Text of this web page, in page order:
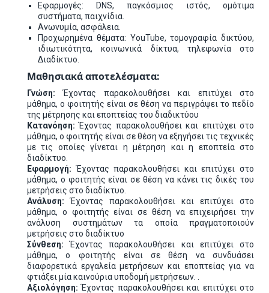
Εφαρμογές: DNS, παγκόσμιος ιστός, ομότιμα
συστήματα, παιχνίδια.
Ανωνυμία, ασφάλεια.
Προχωρημένα θέματα: YouTube, τομογραφία δικτύου,
ιδιωτικότητα, κοινωνικά δίκτυα, τηλεφωνία στο
Διαδίκτυο.
Μαθησιακά αποτελέσματα:
Γνώση: Έχοντας παρακολουθήσει και επιτύχει στο
μάθημα, ο φοιτητής είναι σε θέση να περιγράψει το πεδίο
της μέτρησης και εποπτείας του διαδικτύου
Κατανόηση:Έχοντας παρακολουθήσει και επιτύχει στο
μάθημα, ο φοιτητής είναι σε θέση να εξηγήσει τις τεχνικές
με τις οποίες γίνεται η μέτρηση και η εποπτεία στο
διαδίκτυο.
Εφαρμογή:Έχοντας παρακολουθήσει και επιτύχει στο
μάθημα, ο φοιτητής είναι σε θέση να κάνει τις δικές του
μετρήσεις στο διαδίκτυο.
Ανάλυση:Έχοντας παρακολουθήσει και επιτύχει στο
μάθημα, ο φοιτητής είναι σε θέση να επιχειρήσει την
ανάλυση συστημάτων τα οποία πραγματοποιούν
μετρήσεις στο διαδίκτυο
Σύνθεση:Έχοντας παρακολουθήσει και επιτύχει στο
μάθημα, ο φοιτητής είναι σε θέση να συνδυάσει
διαφορετικά εργαλεία μετρήσεων και εποπτείας για να
φτιάξει μία καινούρια υποδομή μετρήσεων. .
Αξιολόγηση:Έχοντας παρακολουθήσει και επιτύχει στο